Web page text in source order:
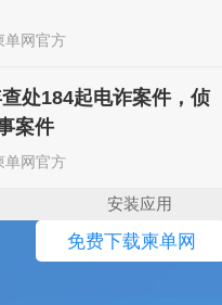
单网官方
处184起电诈案件，侦
案件
单网官方
安装应用
免费下载柬单网